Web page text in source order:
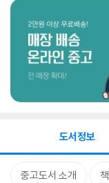
도서정보
중고도서 소개